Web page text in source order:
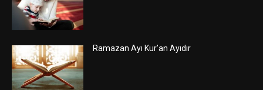
Ramazan Ayı Kur’an Ayıdır